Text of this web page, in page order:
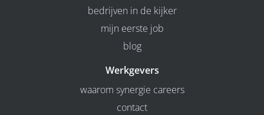
bedrijven in de kijker
mijn eerste job
blog
Werkgevers
waarom synergie careers
contact